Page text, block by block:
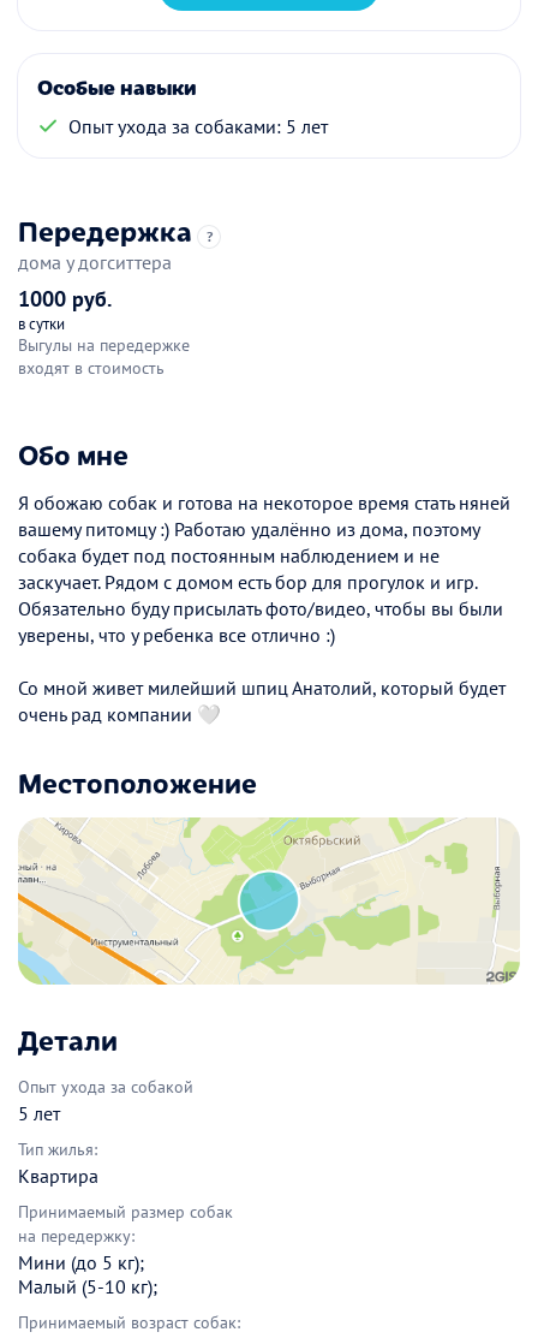
Особые навыки
Опыт ухода за собаками: 5 лет
Передержка ?
дома у догситтера
1000 руб.
в сутки
Выгулы на передержке
входят в стоимость
Обо мне
Я обожаю собак и готова на некоторое время стать няней
вашему питомцу :) Работаю удалённо из дома, поэтому
собака будет под постоянным наблюдением и не
заскучает. Рядом с домом есть бор для прогулок и игр.
Обязательно буду присылать фото/видео, чтобы вы были
уверены, что у ребенка все отлично :)
Со мной живет милейший шпиц Анатолий, который будет
очень рад компании 🤍
Местоположение
Детали
Опыт ухода за собакой
5 лет
Тип жилья:
Квартира
Принимаемый размер собак
на передержку:
Мини (до 5 кг);
Малый (5-10 кг);
Принимаемый возраст собак: